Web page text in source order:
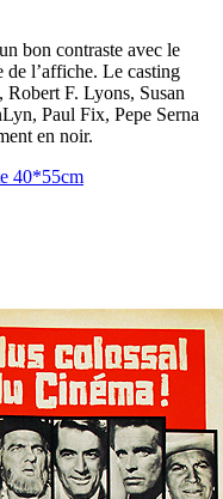
bon contraste avec le
l’affiche. Le casting
Robert F. Lyons, Susan
Paul Fix, Pepe Serna
en noir.
40*55cm